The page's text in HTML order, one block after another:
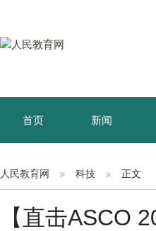
首页 新闻
育儿 资讯
人民教育网 科技 正文
【直击ASCO